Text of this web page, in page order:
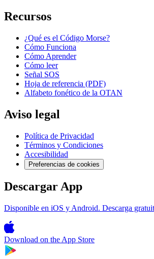
Recursos
¿Qué es el Código Morse?
Cómo Funciona
Cómo Aprender
Cómo leer
Señal SOS
Hoja de referencia (PDF)
Alfabeto fonético de la OTAN
Aviso legal
Política de Privacidad
Términos y Condiciones
Accesibilidad
Preferencias de cookies
Descargar App
Disponible en iOS y Android. Descarga
Download on the App Store